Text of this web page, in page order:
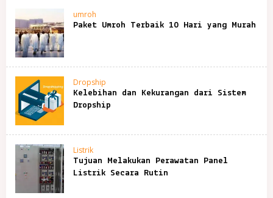
umroh
Paket Umroh Terbaik 10 Hari yang Murah
Dropship
Kelebihan dan Kekurangan dari Sistem
Dropship
Listrik
Tujuan Melakukan Perawatan Panel
Listrik Secara Rutin